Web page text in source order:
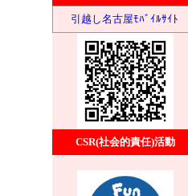
引越し名古屋ﾓﾊﾞｲﾙｻｲﾄ
CSR(社会的責任)活動